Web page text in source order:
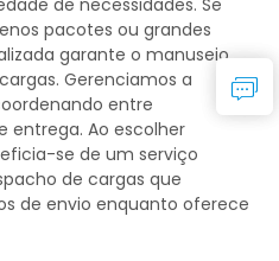
pacotes ou grandes
garante o manuseio
Gerenciamos a
entre
entrega. Ao escolher
se de um serviço
de cargas que
de envio enquanto oferece